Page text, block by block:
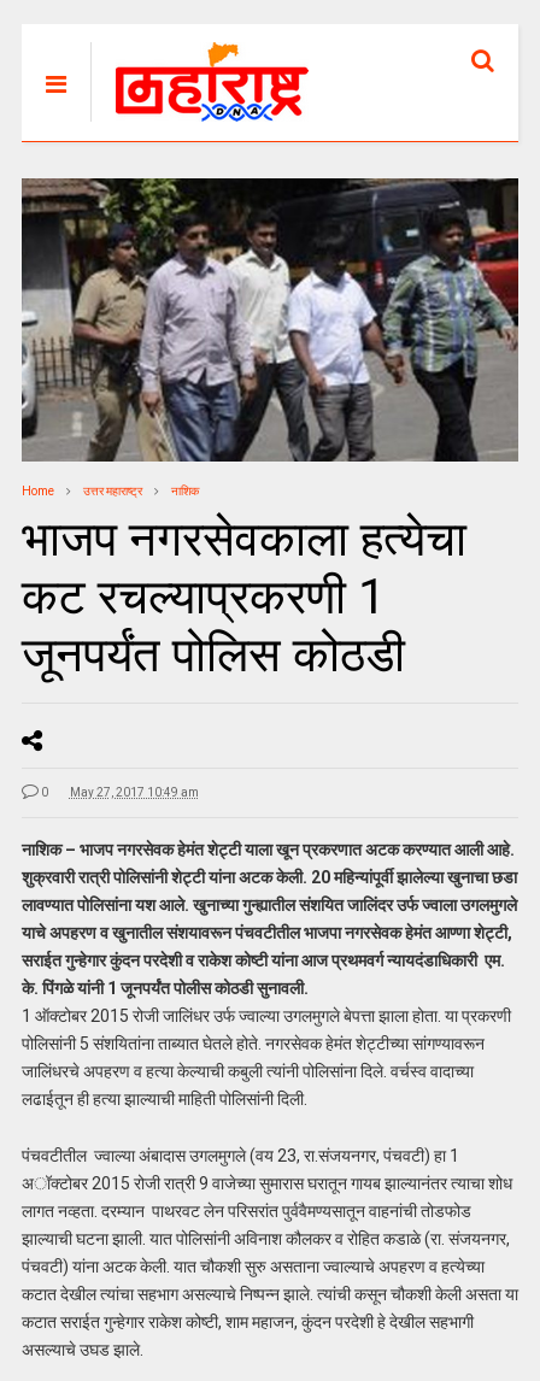
Home उत्तर महाराष्ट्र नाशिक
भाजप नगरसेवकाला हत्येचा
कट रचल्याप्रकरणी 1
जूनपर्यंत पोलिस कोठडी
0 May 27, 2017 10:49 am
नाशिक – भाजप नगरसेवक हेमंत शेट्टी याला खून प्रकरणात अटक करण्यात आली आहे.
शुक्रवारी रात्री पोलिसांनी शेट्टी यांना अटक केली. 20 महिन्यांपूर्वी झालेल्या खुनाचा छडा
लावण्यात पोलिसांना यश आले. खुनाच्या गुन्ह्यातील संशयित जालिंदर उर्फ ज्वाला उगलमुगले
याचे अपहरण व खुनातील संशयावरून पंचवटीतील भाजपा नगरसेवक हेमंत आण्णा शेट्टी,
सराईत गुन्हेगार कुंदन परदेशी व राकेश कोष्टी यांना आज प्रथमवर्ग न्यायदंडाधिकारी एम.
के. पिंगळे यांनी 1 जूनपर्यंत पोलीस कोठडी सुनावली.
1 ऑक्टोबर 2015 रोजी जालिंधर उर्फ ज्वाल्या उगलमुगले बेपत्ता झाला होता. या प्रकरणी
पोलिसांनी 5 संशयितांना ताब्यात घेतले होते. नगरसेवक हेमंत शेट्टीच्या सांगण्यावरून
जालिंधरचे अपहरण व हत्या केल्याची कबुली त्यांनी पोलिसांना दिले. वर्चस्व वादाच्या
लढाईतून ही हत्या झाल्याची माहिती पोलिसांनी दिली.
पंचवटीतील ज्वाल्या अंबादास उगलमुगले (वय 23, रा.संजयनगर, पंचवटी) हा 1
अॉक्टोबर 2015 रोजी रात्री 9 वाजेच्या सुमारास घरातून गायब झाल्यानंतर त्याचा शोध
लागत नव्हता. दरम्यान पाथरवट लेन परिसरांत पुर्ववैमण्यसातून वाहनांची तोडफोड
झाल्याची घटना झाली. यात पोलिसांनी अविनाश कौलकर व रोहित कडाळे (रा. संजयनगर,
पंचवटी) यांना अटक केली. यात चौकशी सुरु असताना ज्वाल्याचे अपहरण व हत्येच्या
कटात देखील त्यांचा सहभाग असल्याचे निष्पन्न झाले. त्यांची कसून चौकशी केली असता या
कटात सराईत गुन्हेगार राकेश कोष्टी, शाम महाजन, कुंदन परदेशी हे देखील सहभागी
असल्याचे उघड झाले.